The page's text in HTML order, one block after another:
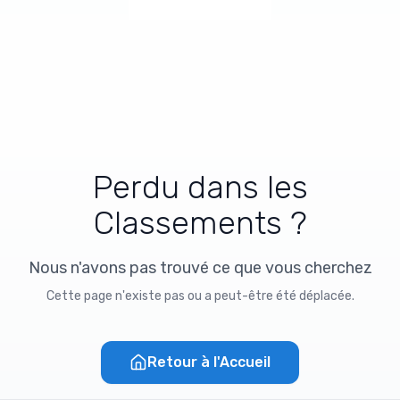
Perdu dans les
Classements ?
Nous n'avons pas trouvé ce que vous cherchez
Cette page n'existe pas ou a peut-être été déplacée.
Retour à l'Accueil